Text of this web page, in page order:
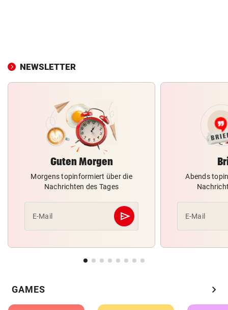
NEWSLETTER
Guten Morgen
Morgens topinformiert über die
Nachrichten des Tages
E-Mail send
Abschicken
Abends
E-Mail
GAMES chevron_right